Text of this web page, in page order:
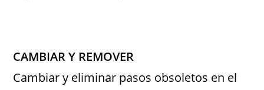
CAMBIAR Y REMOVER
Cambiar y eliminar pasos obsoletos en el